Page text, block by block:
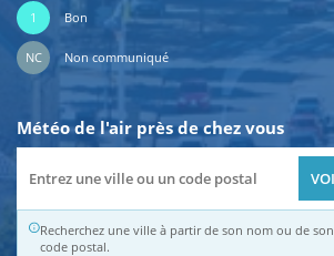
1 Bon
NC Non communiqué
Météo de l'air près de chez vous
Recherchez une ville à partir de son nom ou de son
code postal.